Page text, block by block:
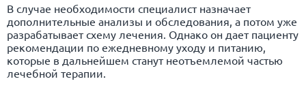
В случае необходимости специалист назначает
дополнительные анализы и обследования, а потом уже
разрабатывает схему лечения. Однако он дает пациенту
рекомендации по ежедневному уходу и питанию,
которые в дальнейшем станут неотъемлемой частью
лечебной терапии.